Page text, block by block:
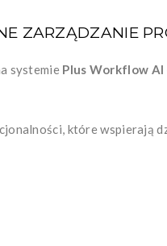
ZARZĄDZANIE
systemie Plus Workflow AI
które wspierają